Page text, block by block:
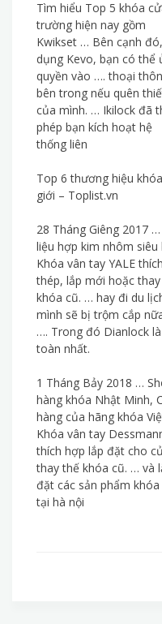
Tìm hiểu Top 5 khóa
trường hiện nay gồm
Kwikset … Bên cạnh
dụng Kevo, bạn có thể
quyền vào …. thoại
bên trong nếu quên
của mình. … Ikilock đã
phép bạn kích hoạt hệ
thống liên
Top 6 thương hiệu
giới – Toplist.vn
28 Tháng Giêng 2017
liệu hợp kim nhôm
Khóa vân tay YALE
thép, lắp mới hoặc
khóa cũ. … hay đi du
mình sẽ bị trộm cắp
…. Trong đó Dianlock
toàn nhất.
1 Tháng Bảy 2018 …
hàng khóa Nhật Minh,
hàng của hãng khóa
Khóa vân tay
thích hợp lắp đặt cho
thay thế khóa cũ. … và
đặt các sản phẩm
tại hà nội